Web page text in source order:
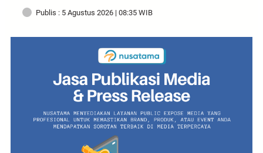
Publis : 5 Agustus 2026 | 08:35 WIB